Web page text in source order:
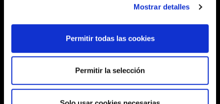
Mostrar detalles
Permitir todas las cookies
Permitir la selección